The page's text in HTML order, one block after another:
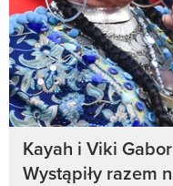
Kayah i Viki
Wystąpiły razem